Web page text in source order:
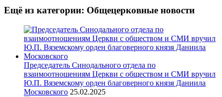
Ещё из категории: Общецерковные новости
Председатель Синодального отдела по
взаимоотношениям Церкви с обществом и СМИ вручил
Ю.П. Вяземскому орден благоверного князя Даниила
Московского 25.02.2025